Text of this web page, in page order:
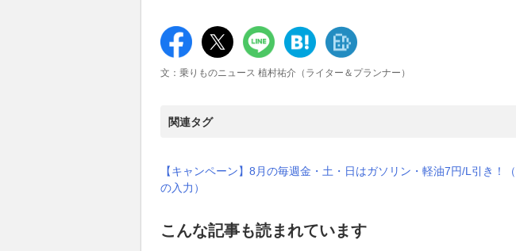
文：乗りものニュース 植村祐介（ライター＆プランナー）
関連タグ
【キャンペーン】8月の毎週金・土・日はガソリン・軽油7円/L引き！
の入力）
こんな記事も読まれています